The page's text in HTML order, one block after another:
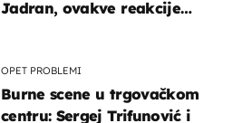
Jadran, ovakve reakcije
OPET PROBLEMI
Burne scene u trgovačkom
centru: Sergej Trifunović i